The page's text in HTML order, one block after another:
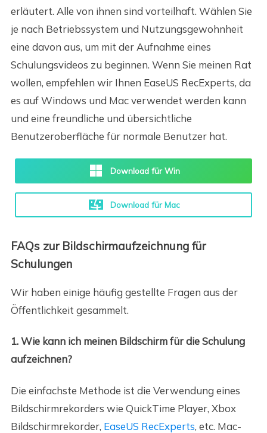
erläutert. Alle von ihnen sind vorteilhaft. Wählen Sie
je nach Betriebssystem und Nutzungsgewohnheit
eine davon aus, um mit der Aufnahme eines
Schulungsvideos zu beginnen. Wenn Sie meinen Rat
wollen, empfehlen wir Ihnen EaseUS RecExperts, da
es auf Windows und Mac verwendet werden kann
und eine freundliche und übersichtliche
Benutzeroberfläche für normale Benutzer hat.
Download für Win
Download für Mac
FAQs zur Bildschirmaufzeichnung für
Schulungen
Wir haben einige häufig gestellte Fragen aus der
Öffentlichkeit gesammelt.
1. Wie kann ich meinen Bildschirm für die Schulung
aufzeichnen?
Die einfachste Methode ist die Verwendung eines
Bildschirmrekorders wie QuickTime Player, Xbox
Bildschirmrekorder, EaseUS RecExperts, etc. Mac-